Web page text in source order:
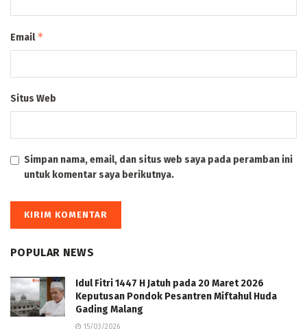
Email*
Situs Web
Simpan nama, email, dan situs web saya pada peramban ini
untuk komentar saya berikutnya.
POPULAR NEWS
Idul Fitri 1447 H Jatuh pada 20 Maret 2026
Keputusan Pondok Pesantren Miftahul Huda
Gading Malang
15/03/2026